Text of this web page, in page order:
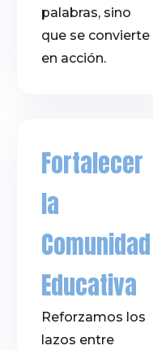
palabras, sino
que se convierte
en acción.
Fortalecer
la
Comunidad
Educativa
Reforzamos los
lazos entre